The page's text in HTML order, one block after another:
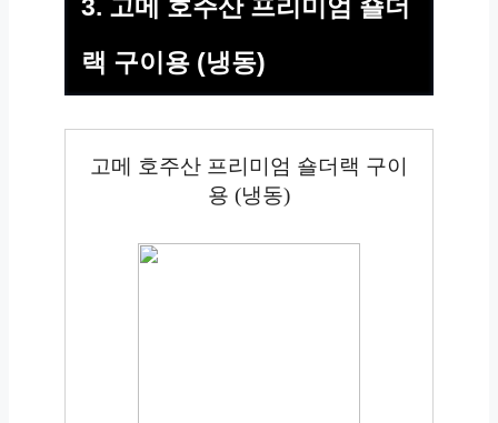
3. 고메 호주산 프리미엄 숄더
랙 구이용 (냉동)
고메 호주산 프리미엄 숄더랙 구이
용 (냉동)